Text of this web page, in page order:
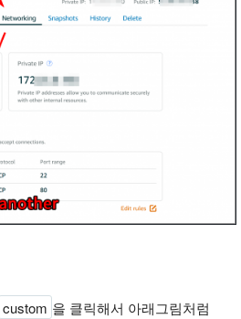
custom 을 클릭해서 아래그림처럼